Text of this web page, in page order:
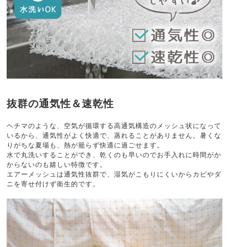
抜群の通気性＆速乾性
ヘチマのような、空気が循環する高通気構造のメッシュ状になって
いるから、通気性がよく快適で、蒸れることがありません。暑くな
りがちな夏場も、熱が籠らず快適に過ごせます。
水で丸洗いすることができ、乾くのも早いのでお手入れに時間がか
からないのも嬉しい特徴です。
エアーメッシュは通気性抜群で、湿気がこもりにくいからカビやダ
ニを寄せ付けず衛生的です。